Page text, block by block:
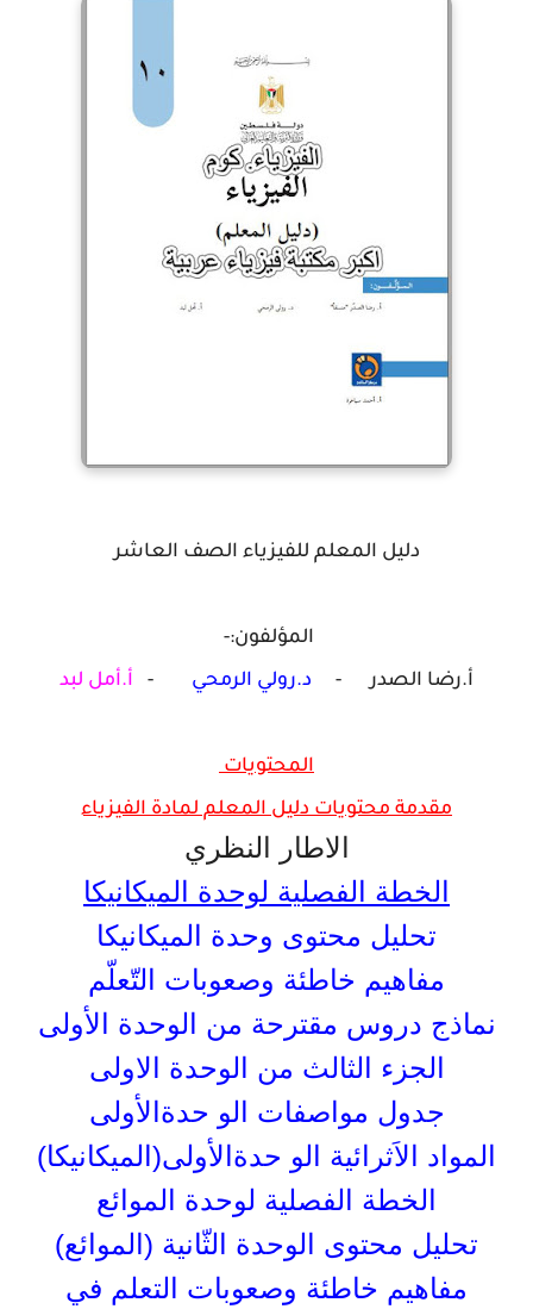
دليل المعلم للفيزياء الصف العاشر
المؤلفون:-
أ.رضا الصدر -
د.رولي الرمحي - أ.أمل لبد
المحتويات
مقدمة محتويات دليل المعلم لمادة الفيزياء
الاطار النظري
الخطة الفصلية لوحدة الميكانيكا
تحليل محتوى وحدة الميكانيكا
مفاهيم خاطئة وصعوبات التّعلّم
نماذج دروس مقترحة من الوحدة الأولى
الجزء الثالث من الوحدة الاولى
جدول مواصفات الو حدةالأولى
المواد الاَثرائية الو حدةالأولى(الميكانيكا)
الخطة الفصلية لوحدة الموائع
تحليل محتوى الوحدة الثّانية (الموائع)
مفاهيم خاطئة وصعوبات التعلم في